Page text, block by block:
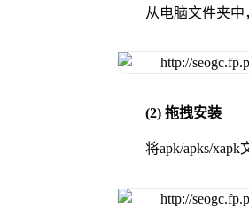
从电脑文件夹中
(2) 拖拽安装
将apk/apks/